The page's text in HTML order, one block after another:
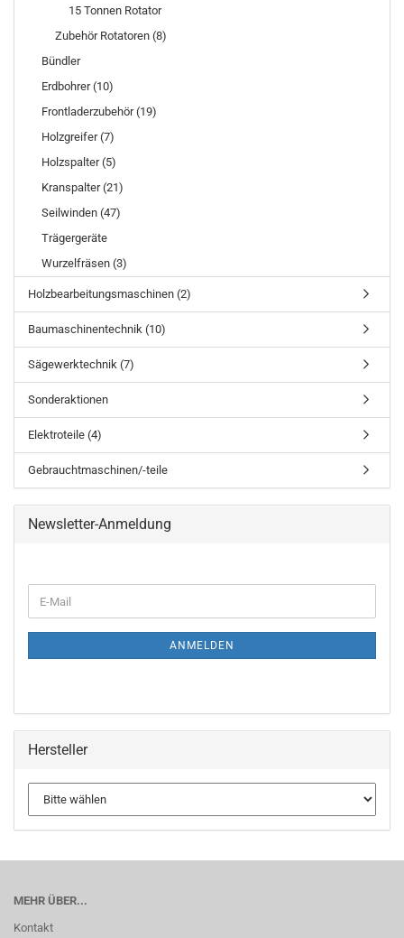
15 Tonnen Rotator
Zubehör Rotatoren (8)
Bündler
Erdbohrer (10)
Frontladerzubehör (19)
Holzgreifer (7)
Holzspalter (5)
Kranspalter (21)
Seilwinden (47)
Trägergeräte
Wurzelfräsen (3)
Holzbearbeitungsmaschinen (2)
Baumaschinentechnik (10)
Sägewerktechnik (7)
Sonderaktionen
Elektroteile (4)
Gebrauchtmaschinen/-teile
Newsletter-Anmeldung
ANMELDEN
Hersteller
MEHR ÜBER...
Kontakt